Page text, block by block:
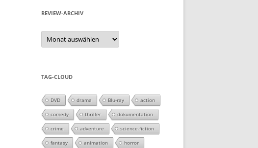
REVIEW-ARCHIV
Review-
Archiv
TAG-CLOUD
DVD drama Blu-ray action
comedy thriller dokumentation
crime adventure science-fiction
fantasy animation horror